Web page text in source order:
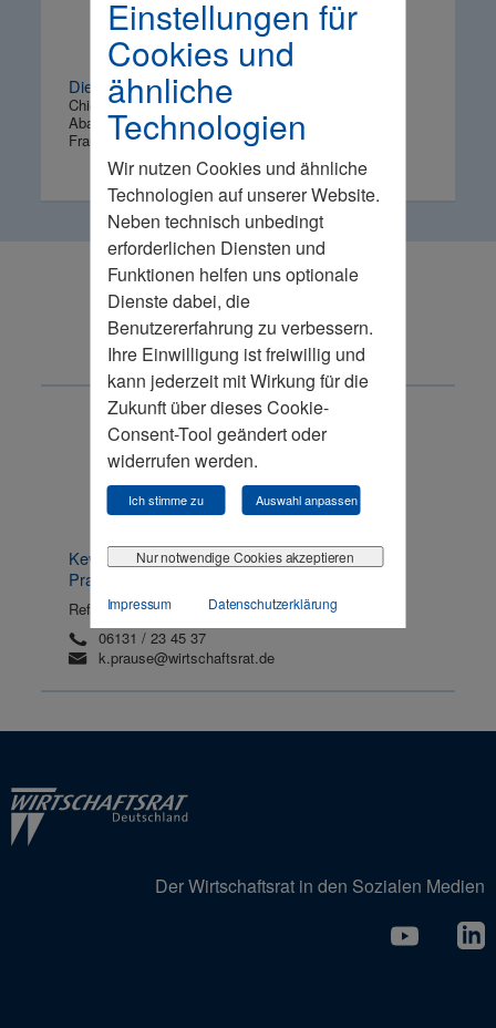
Einstellungen für
Cookies und
ähnliche
Technologien
Wir nutzen Cookies und ähnliche
Technologien auf unserer Website.
Neben technisch unbedingt
erforderlichen Diensten und
Funktionen helfen uns optionale
Dienste dabei, die
Benutzererfahrung zu verbessern.
Ihre Einwilligung ist freiwillig und
kann jederzeit mit Wirkung für die
Zukunft über dieses Cookie-
Consent-Tool geändert oder
widerrufen werden.
Ich stimme zu Auswahl anpassen
Nur notwendige Cookies akzeptieren
Impressum Datenschutzerklärung
Dieter Cullmann
Chief Digital Officer
Abacus alpha GmbH
Frankenthal
Ihr Kontakt
Kevin
Prause
Referent
06131 / 23 45 37
k.prause@wirtschaftsrat.de
Der Wirtschaftsrat in den Sozialen Medien